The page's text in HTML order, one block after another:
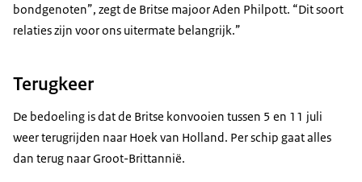
bondgenoten”, zegt de Britse majoorAden Philpott. “Dit soort
relaties zijn voor ons uitermate belangrijk.”
Terugkeer
De bedoeling is dat de Britse konvooien tussen 5 en 11 juli
weer terugrijden naar Hoek van Holland. Per schip gaat alles
dan terug naar Groot-Brittannië.